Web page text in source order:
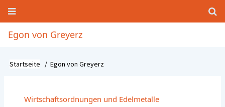
Direkt
Inhalt
Hauptnavigation
Egon von Greyerz
Pfadnavigation
Startseite Egon von Greyerz
Wirtschaftsordnungen und Edelmetalle